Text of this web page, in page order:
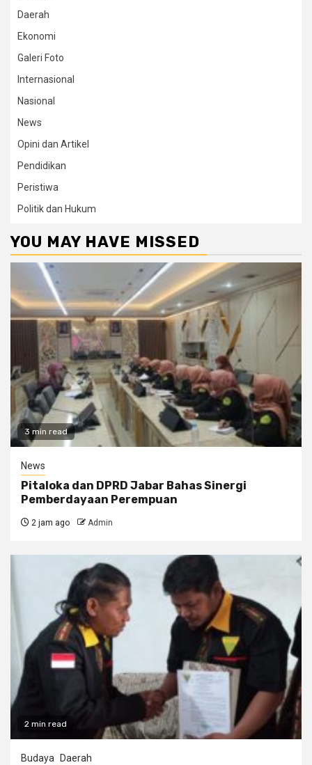
Daerah
Ekonomi
Galeri Foto
Internasional
Nasional
News
Opini dan Artikel
Pendidikan
Peristiwa
Politik dan Hukum
YOU MAY HAVE MISSED
3 min read
News
Pitaloka dan DPRD Jabar Bahas Sinergi
Pemberdayaan Perempuan
2 jam ago Admin
2 min read
Budaya Daerah